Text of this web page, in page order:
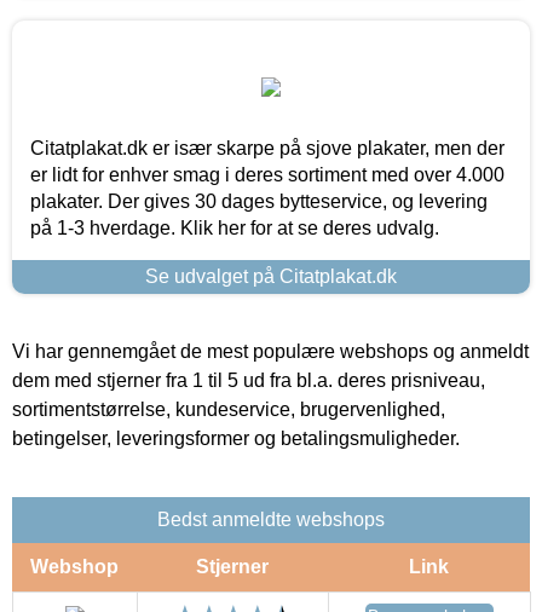
Citatplakat.dk er især skarpe på sjove plakater, men der
er lidt for enhver smag i deres sortiment med over 4.000
plakater. Der gives 30 dages bytteservice, og levering
på 1-3 hverdage. Klik her for at se deres udvalg.
Se udvalget på Citatplakat.dk
Vi har gennemgået de mest populære webshops og anmeldt
dem med stjerner fra 1 til 5 ud fra bl.a. deres prisniveau,
sortimentstørrelse, kundeservice, brugervenlighed,
betingelser, leveringsformer og betalingsmuligheder.
Bedst anmeldte webshops
Webshop Stjerner Link